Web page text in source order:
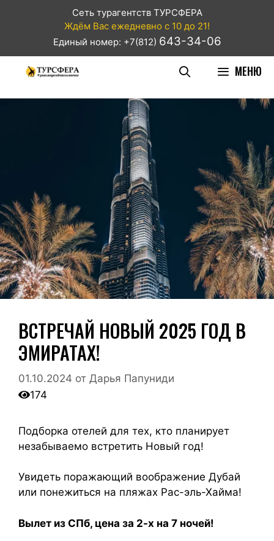
Сеть турагентств ТУРСФЕРА
Ждём Вас ежедневно с 10 до 21!
Единый номер: +7(812) 643-34-06
МЕНЮ
ВСТРЕЧАЙ НОВЫЙ 2025 ГОД В
ЭМИРАТАХ!
01.10.2024 от Дарья Папуниди
174
Подборка отелей для тех, кто планирует
незабываемо встретить Новый год!
Увидеть поражающий воображение Дубай
или понежиться на пляжах Рас-эль-Хайма!
Вылет из СПб, цена за 2-х на 7 ночей!